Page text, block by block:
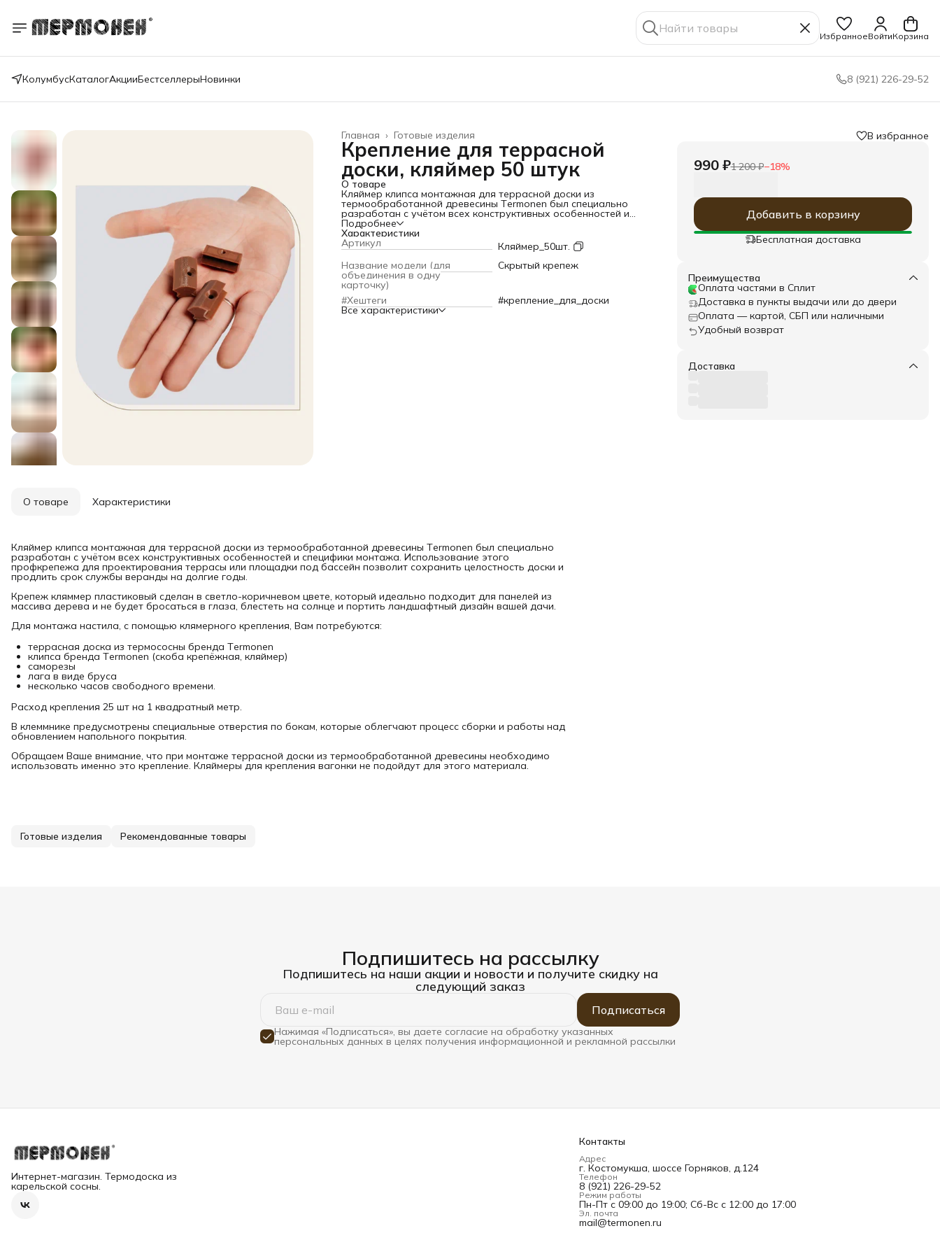
ИзбранноеВойтиКорзина
КолумбусКаталогАкцииБестселлерыНовинки 8 (921) 226-29-52
Готовые изделия
Главная ›
Крепление для террасной
доски, кляймер 50 штук
О товаре
Кляймер клипса монтажная для террасной доски из
термообработанной древесины Тermonen был специально
разработан с учётом всех конструктивных особенностей и
специфики монтажа. Использование этого профкрепежа для
проектирования террасы или площадки под бассейн позволит
сохранить целостность доски и продлить срок службы
веранды на долгие годы.
Крепеж кляммер пластиковый сделан в светло-коричневом
цвете, который идеально подходит для панелей из массива
дерева и не будет бросаться в глаза, блестеть на солнце и
портить ландшафтный дизайн вашей дачи.
Для монтажа настила, с помощью клямерного крепления, Вам
потребуются:
Подробнее
Характеристики
Артикул
Кляймер_50шт.
Название модели (для
объединения в одну
карточку)
Скрытый крепеж
#Хештеги #крепление_для_доски
Все характеристики
В избранное
990 ₽1 200 ₽−18%
Добавить в корзину
Бесплатная доставка
Преимущества
Оплата частями в Сплит
Доставка в пункты выдачи или до двери
Оплата — картой, СБП или наличными
Удобный возврат
Доставка
О товаре Характеристики
Кляймер клипса монтажная для террасной доски из термообработанной древесины Тermonen был специально
разработан с учётом всех конструктивных особенностей и специфики монтажа. Использование этого
профкрепежа для проектирования террасы или площадки под бассейн позволит сохранить целостность доски и
продлить срок службы веранды на долгие годы.
Крепеж кляммер пластиковый сделан в светло-коричневом цвете, который идеально подходит для панелей из
массива дерева и не будет бросаться в глаза, блестеть на солнце и портить ландшафтный дизайн вашей дачи.
Для монтажа настила, с помощью клямерного крепления, Вам потребуются:
террасная доска из термососны бренда Тermonen
клипса бренда Тermonen (скоба крепёжная, кляймер)
саморезы
лага в виде бруса
несколько часов свободного времени.
Расход крепления 25 шт на 1 квадратный метр.
В клеммнике предусмотрены специальные отверстия по бокам, которые облегчают процесс сборки и работы над
обновлением напольного покрытия.
Обращаем Ваше внимание, что при монтаже террасной доски из термообработанной древесины необходимо
использовать именно это крепление. Кляймеры для крепления вагонки не подойдут для этого материала.
Готовые изделия Рекомендованные товары
Подпишитесь на рассылку
Подпишитесь на наши акции и новости и получите скидку на
следующий заказ
Подписаться
Нажимая «Подписаться», вы даете согласие на обработку указанных
персональных данных в целях получения информационной и рекламной рассылки
Интернет-магазин. Термодоска из
карельской сосны.
Контакты
Адрес
г. Костомукша, шоссе Горняков, д.124
Телефон
8 (921) 226-29-52
Режим работы
Пн-Пт с 09:00 до 19:00; Сб-Вс с 12:00 до 17:00
Эл. почта
mail@termonen.ru